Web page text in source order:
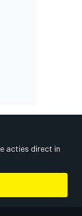
acties direct in